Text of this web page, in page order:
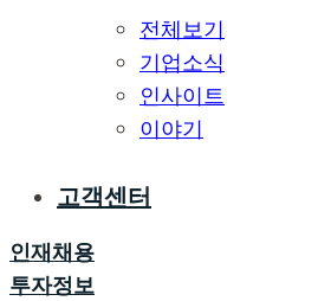
전체보기
기업소식
인사이트
이야기
고객센터
인재채용
투자정보